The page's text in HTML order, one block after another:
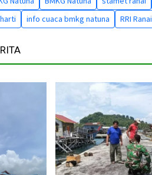
info cuaca bmkg natuna RRI Ranai